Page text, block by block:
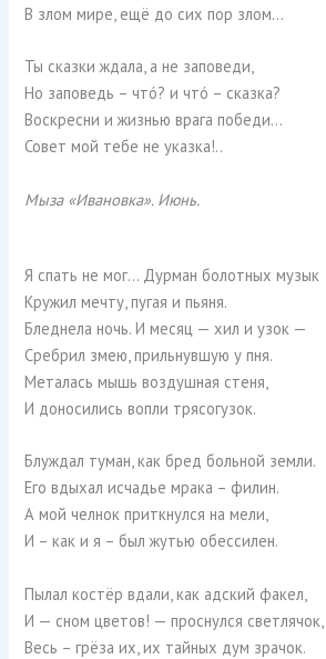
В злом мире, ещё до сих пор злом…
Ты сказки ждала, а не заповеди,
Но заповедь – чтó? и чтó – сказка?
Воскресни и жизнью врага победи…
Совет мой тебе не указка!..
Мыза «Ивановка». Июнь.
Я спать не мог… Дурман болотных музык
Кружил мечту, пугая и пьяня.
Бледнела ночь. И месяц — хил и узок —
Сребрил змею, прильнувшую у пня.
Металась мышь воздушная стеня,
И доносились вопли трясогузок.
Блуждал туман, как бред больной земли.
Его вдыхал исчадье мрака – филин.
А мой челнок приткнулся на мели,
И – как и я – был жутью обессилен.
Пылал костёр вдали, как адский факел,
И — сном цветов! — проснулся светлячок,
Весь – грёза их, их тайных дум зрачок.